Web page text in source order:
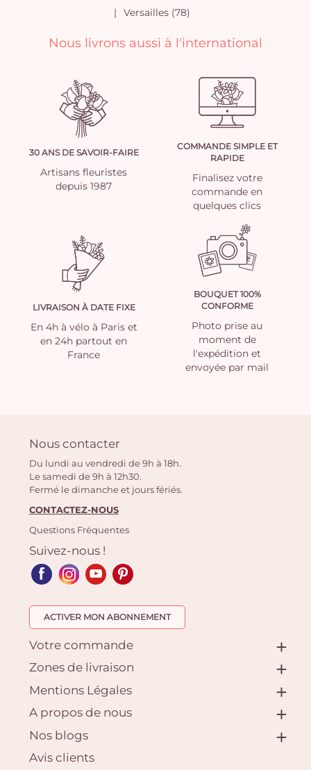
Versailles (78)
Nous livrons aussi à l'international
30 ANS DE SAVOIR-FAIRE
Artisans fleuristes
depuis 1987
COMMANDE SIMPLE ET
RAPIDE
Finalisez votre
commande en
quelques clics
LIVRAISON À DATE FIXE
En 4h à vélo à Paris et
en 24h partout en
France
BOUQUET 100%
CONFORME
Photo prise au
moment de
l'expédition et
envoyée par mail
Nous contacter
Du lundi au vendredi de 9h à 18h.
Le samedi de 9h à 12h30.
Fermé le dimanche et jours fériés.
CONTACTEZ-NOUS
Questions Fréquentes
Suivez-nous !
ACTIVER MON ABONNEMENT
Votre commande
Zones de livraison
Mentions Légales
A propos de nous
Nos blogs
Avis clients